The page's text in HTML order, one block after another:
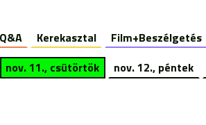
Q&A Kerekasztal Film+Beszélgetés
nov. 11., csütörtök nov. 12., péntek